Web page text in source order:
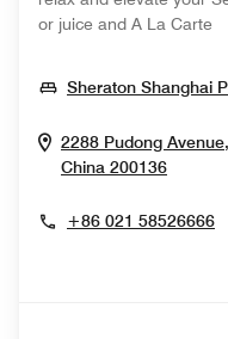
or juice and A La Carte
Sheraton Shanghai
2288 Pudong
China 200136Opens
+86 021 58526666